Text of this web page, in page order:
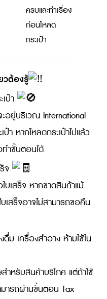
ครบและทำเรื่อง
ก่อนโหลด
กระเป๋า
วต้องรู้
ป๋า
ะอยู่บริเวณ International
า หากโหลดกระเป๋าไปแล้ว
ทำขั้นตอนได้
จ
บเสร็จ หากขาดสินค้าแม้
เสร็จอาจไม่สามารถขอคืน
ม เครื่องสำอาง ห้ามใช้ใน
ำหรับสินค้าบริโภค แต่ถ้าใช้
ารถผ่านขั้นตอน Tax